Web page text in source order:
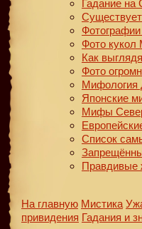
Гадание на
Фото кукол
Как
Фото
Мифология
Японские
Мифы
Список
Правдивые
На главную Мистика
привидения Гадания и